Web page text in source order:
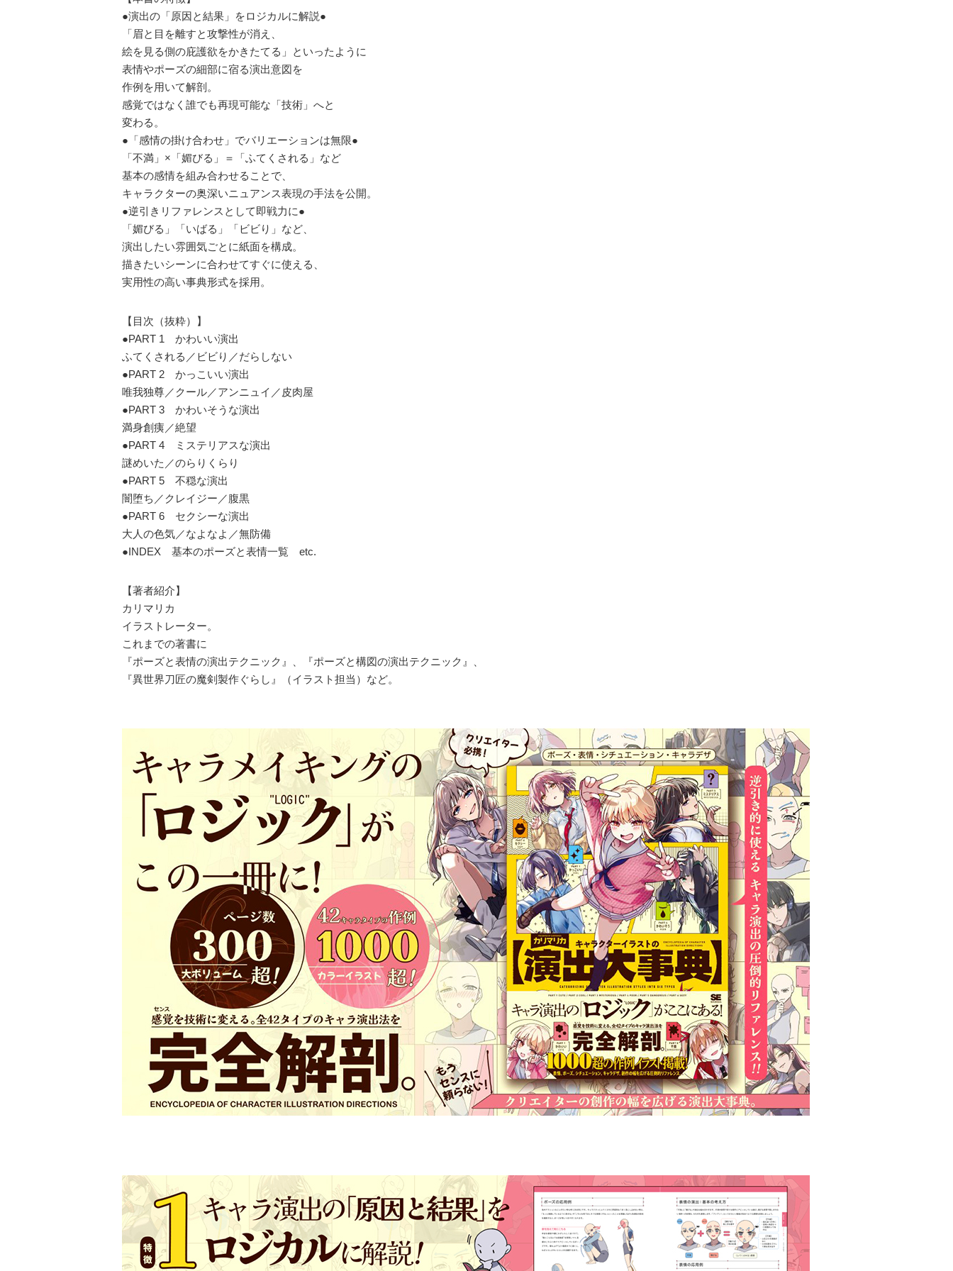
●演出の「原因と結果」をロジカルに解説●
「眉と目を離すと攻撃性が消え、
絵を見る側の庇護欲をかきたてる」といったように
表情やポーズの細部に宿る演出意図を
作例を用いて解剖。
感覚ではなく誰でも再現可能な「技術」へと
変わる。
●「感情の掛け合わせ」でバリエーションは無限●
「不満」×「媚びる」＝「ふてくされる」など
基本の感情を組み合わせることで、
キャラクターの奥深いニュアンス表現の手法を公開。
●逆引きリファレンスとして即戦力に●
「媚びる」「いばる」「ビビり」など、
演出したい雰囲気ごとに紙面を構成。
描きたいシーンに合わせてすぐに使える、
実用性の高い事典形式を採用。
【目次（抜粋）】
●PART 1 かわいい演出
ふてくされる／ビビり／だらしない
●PART 2 かっこいい演出
唯我独尊／クール／アンニュイ／皮肉屋
●PART 3 かわいそうな演出
満身創痍／絶望
●PART 4 ミステリアスな演出
謎めいた／のらりくらり
●PART 5 不穏な演出
闇堕ち／クレイジー／腹黒
●PART 6 セクシーな演出
大人の色気／なよなよ／無防備
●INDEX 基本のポーズと表情一覧 etc.
【著者紹介】
カリマリカ
イラストレーター。
これまでの著書に
『ポーズと表情の演出テクニック』、『ポーズと構図の演出テクニック』、
『異世界刀匠の魔剣製作ぐらし』（イラスト担当）など。